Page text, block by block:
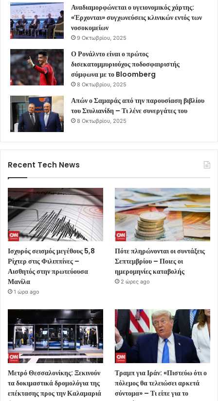
Αναδιαμορφώνεται ο υγειονομικός χάρτης:
«Έρχονται» συγχωνεύσεις κλινικών εντός των
νοσοκομείων
9 Οκτωβρίου, 2025
Ο Ρονάλντο είναι ο πρώτος
δισεκατομμυριούχος ποδοσφαιριστής
σύμφωνα με το Bloomberg
8 Οκτωβρίου, 2025
Απών ο Σαμαράς από την παρουσίαση βιβλίου
του Στυλιανίδη – Τι λένε συνεργάτες του
8 Οκτωβρίου, 2025
Recent Tech News
Ισχυρός σεισμός μεγέθους 5,8
Ρίχτερ στις Φιλιππίνες –
Αισθητός στην πρωτεύουσα
Μανίλα
1 ώρα ago
Πότε πληρώνονται οι συντάξεις
Σεπτεμβρίου – Ποιες οι
ημερομηνίες καταβολής
2 ώρες ago
Μετρό Θεσσαλονίκης: Ξεκινούν
τα δοκιμαστικά δρομολόγια της
επέκτασης προς την Καλαμαριά
Τραμπ για Ιράν: «Πιστεύω ότι ο
πόλεμος θα τελειώσει αρκετά
σύντομα» – Τι είπε για το